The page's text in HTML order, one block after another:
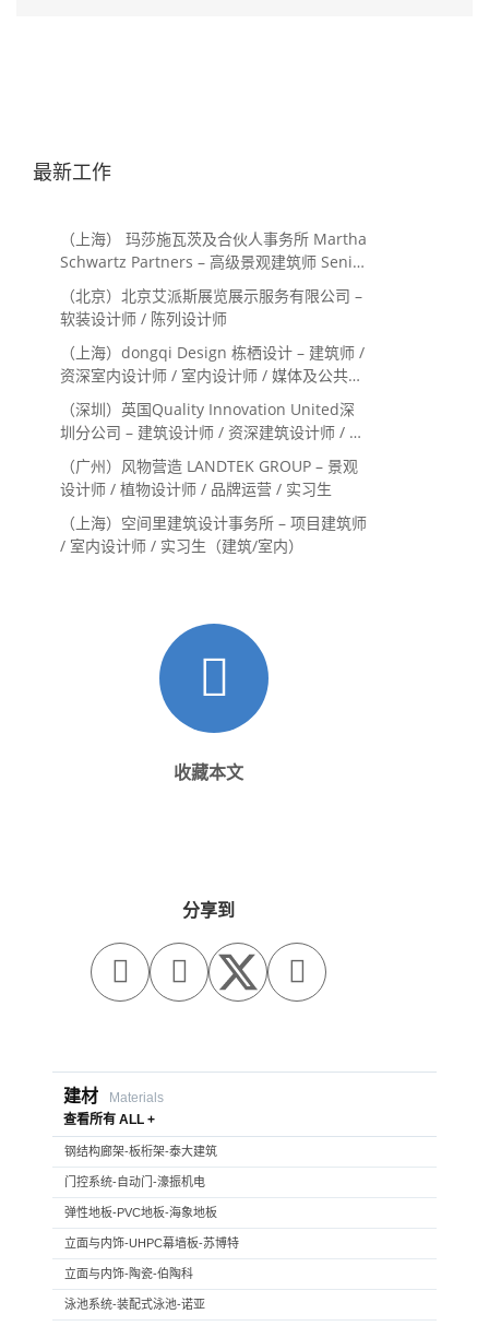
最新工作
（上海） 玛莎施瓦茨及合伙人事务所 Martha
Schwartz Partners – 高级景观建筑师 Senior
Landscape Designer / 景观建筑师
Landscape Designer
（北京）北京艾派斯展览展示服务有限公司 –
软装设计师 / 陈列设计师
（上海）dongqi Design 栋栖设计 – 建筑师 /
资深室内设计师 / 室内设计师 / 媒体及公共关
系主管 / 设计实习生（常年招聘）
（深圳）英国Quality Innovation United深
圳分公司 – 建筑设计师 / 资深建筑设计师 / 室
内设计师 / 设计实习生
（广州）风物营造 LANDTEK GROUP – 景观
设计师 / 植物设计师 / 品牌运营 / 实习生
（上海）空间里建筑设计事务所 – 项目建筑师
/ 室内设计师 / 实习生（建筑/室内）
收藏本文
分享到
  
建材
Materials
查看所有 ALL +
钢结构廊架-板桁架-泰大建筑
门控系统-自动门-濠振机电
弹性地板-PVC地板-海象地板
立面与内饰-UHPC幕墙板-苏博特
立面与内饰-陶瓷-伯陶科
泳池系统-装配式泳池-诺亚